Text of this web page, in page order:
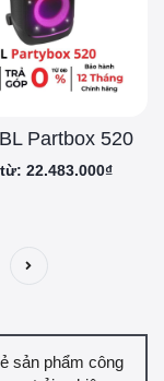
Partbox 520
22.483.000₫
sản phẩm công